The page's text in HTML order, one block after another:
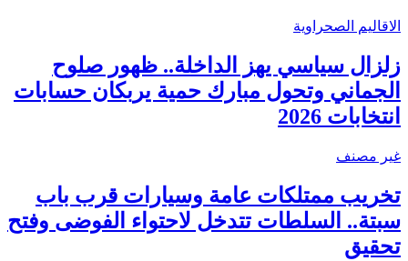
الاقاليم الصحراوية
زلزال سياسي يهز الداخلة.. ظهور صلوح
الجماني وتحول مبارك حمية يربكان حسابات
انتخابات 2026
غير مصنف
تخريب ممتلكات عامة وسيارات قرب باب
سبتة.. السلطات تتدخل لاحتواء الفوضى وفتح
تحقيق